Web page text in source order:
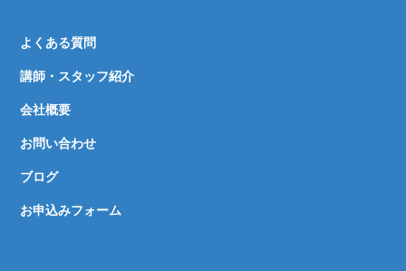
よくある質問
講師・スタッフ紹介
会社概要
お問い合わせ
ブログ
お申込みフォーム